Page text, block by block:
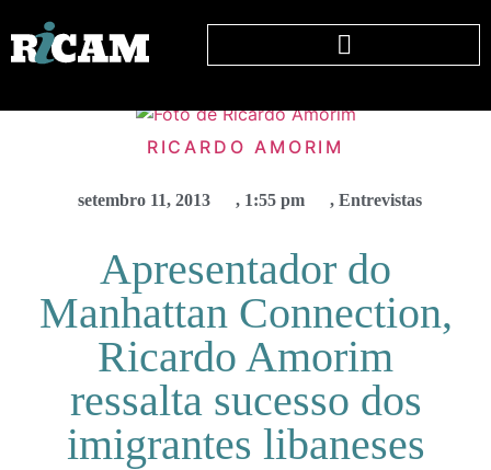
RICARDO AMORIM
setembro 11, 2013 , 1:55 pm , Entrevistas
Apresentador do
Manhattan Connection,
Ricardo Amorim
ressalta sucesso dos
imigrantes libaneses